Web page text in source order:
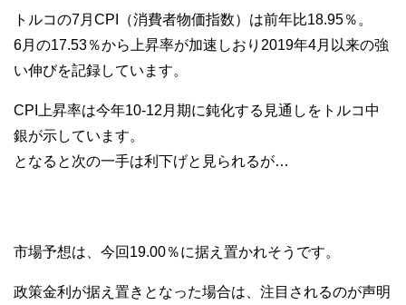
トルコの7月CPI（消費者物価指数）は前年比18.95％。
6月の17.53％から上昇率が加速しおり2019年4月以来の強
い伸びを記録しています。
CPI上昇率は今年10-12月期に鈍化する見通しをトルコ中
銀が示しています。
となると次の一手は利下げと見られるが…
市場予想は、今回19.00％に据え置かれそうです。
政策金利が据え置きとなった場合は、注目されるのが声明